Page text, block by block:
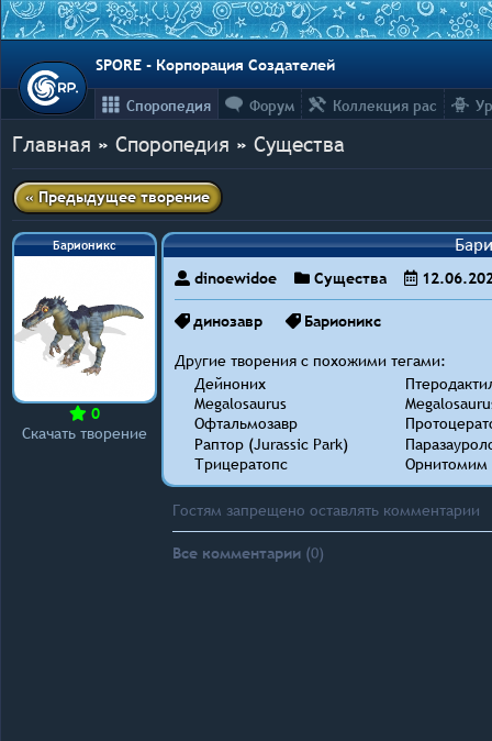
SPORE - Корпорация Создателей
Споропедия Форум Коллекция рас
Главная » Споропедия » Существа
« Предыдущее творение
Барионикс
0
Скачать творение
dinoewidoe Существа
динозавр
Барионикс
Другие творения с похожими тегами:
Дейноних
Megalosaurus
Офтальмозавр
Раптор (Jurassic Park)
Трицератопс
Орнитомим
Гостям запрещено оставлять комментарии
Все комментарии (0)